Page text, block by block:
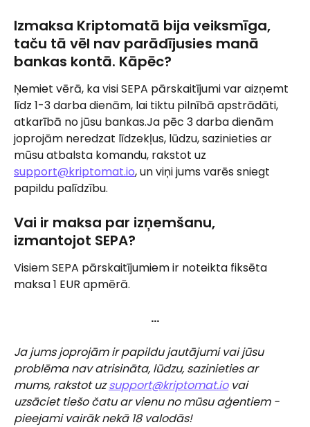
Izmaksa Kriptomatā bija veiksmīga,
taču tā vēl nav parādījusies manā
bankas kontā. Kāpēc?
Ņemiet vērā, ka visi SEPA pārskaitījumi var aizņemt
līdz 1-3 darba dienām, lai tiktu pilnībā apstrādāti,
atkarībā no jūsu bankas.Ja pēc 3 darba dienām
joprojām neredzat līdzekļus, lūdzu, sazinieties ar
mūsu atbalsta komandu, rakstot uz
support@kriptomat.io, un viņi jums varēs sniegt
papildu palīdzību.
Vai ir maksa par izņemšanu,
izmantojot SEPA?
Visiem SEPA pārskaitījumiem ir noteikta fiksēta
maksa 1 EUR apmērā.
…
Ja jums joprojām ir papildu jautājumi vai jūsu
problēma nav atrisināta, lūdzu, sazinieties ar
mums, rakstot uz support@kriptomat.io vai
uzsāciet tiešo čatu ar vienu no mūsu aģentiem -
pieejami vairāk nekā 18 valodās!